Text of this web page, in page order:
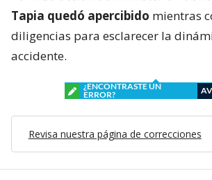
Tapia quedó apercibido mientras
diligencias para esclarecer la
accidente.
¿ENCONTRASTE UN
ERROR?
Revisa nuestra página de correcciones